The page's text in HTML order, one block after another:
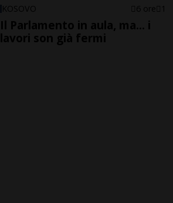
KOSOVO 6 ore 1
Il Parlamento in aula, ma... i
lavori son già fermi